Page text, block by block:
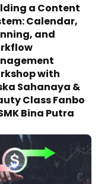
a Content
Calendar,
and
with
Sahanaya &
Class Fanbo
Bina Putra